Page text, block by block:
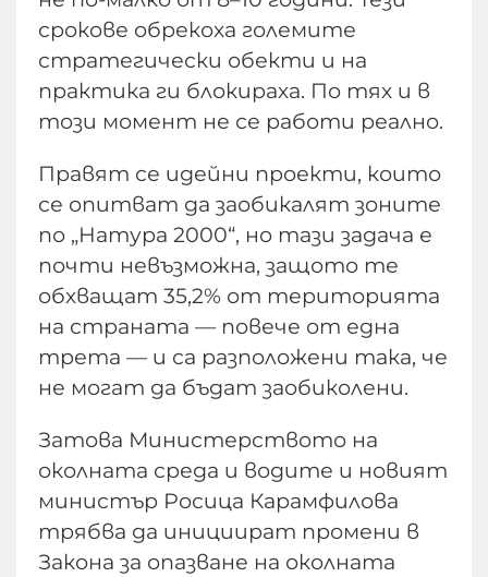
срокове обрекоха големите
стратегически обекти и на
практика ги блокираха. По тях и в
този момент не се работи реално.
Правят се идейни проекти, които
се опитват да заобикалят зоните
по „Натура 2000“, но тази задача е
почти невъзможна, защото те
обхващат 35,2% от територията
на страната — повече от една
трета — и са разположени така, че
не могат да бъдат заобиколени.
Затова Министерството на
околната среда и водите и новият
министър Росица Карамфилова
трябва да инициират промени в
Закона за опазване на околната